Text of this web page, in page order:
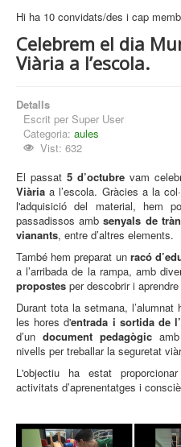
Hi ha 10 convidats/des i cap
Celebrem el dia
Viària a l’escola.
Detalls
Escrit per Super User
Categoria: aules
Vist: 632
El passat 5 d’octubrevam
Viària a l’escola. Gràcies a la
l'adquisició del material, hem
passadissos ambsenyals de
vianants, entre d’altres elements.
També hem preparat un racó
a l’arribada de la rampa, amb
propostes per descobrir i
Durant tota la setmana, l’alumnat
les hores d'entrada i sortida de
d’un document pedagògicamb
nivells per treballar la seguretat
L'objectiu ha estat
activitats d’aprenentatges i